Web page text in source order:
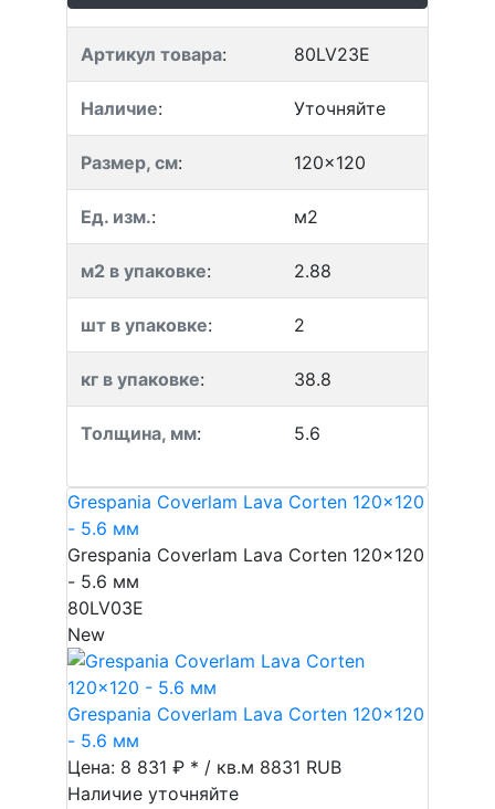
Артикул товара: 80LV23E
Наличие: Уточняйте
Размер, см: 120x120
Ед. изм.: м2
м2 в упаковке: 2.88
шт в упаковке: 2
кг в упаковке: 38.8
Толщина, мм: 5.6
Grespania Coverlam Lava Corten 120x120
- 5.6 мм
Grespania Coverlam Lava Corten 120x120
- 5.6 мм
80LV03E
New
Grespania Coverlam Lava Corten 120x120
- 5.6 мм
Цена: 8 831 ₽ * / кв.м 8831 RUB
Наличие уточняйте